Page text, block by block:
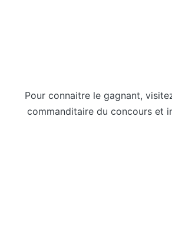
Pour connaitre le gagnant,
commanditaire du concours et